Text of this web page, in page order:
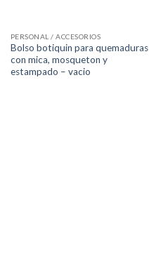
PERSONAL / ACCESORIOS
Bolso botiquin para quemaduras
con mica, mosqueton y
estampado – vacio